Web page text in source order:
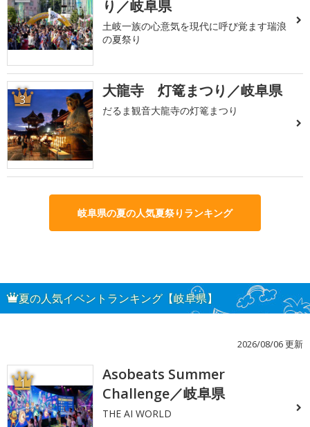
り／岐阜県
土岐一族の心意気を現代に呼び覚ます瑞浪
の夏祭り
3 大龍寺 灯篭まつり／岐阜県
だるま観音大龍寺の灯篭まつり
岐阜県の夏の人気夏祭りランキング
夏の人気イベントランキング【岐阜県】
2026/08/06 更新
1
Asobeats Summer
Challenge／岐阜県
THE AI WORLD